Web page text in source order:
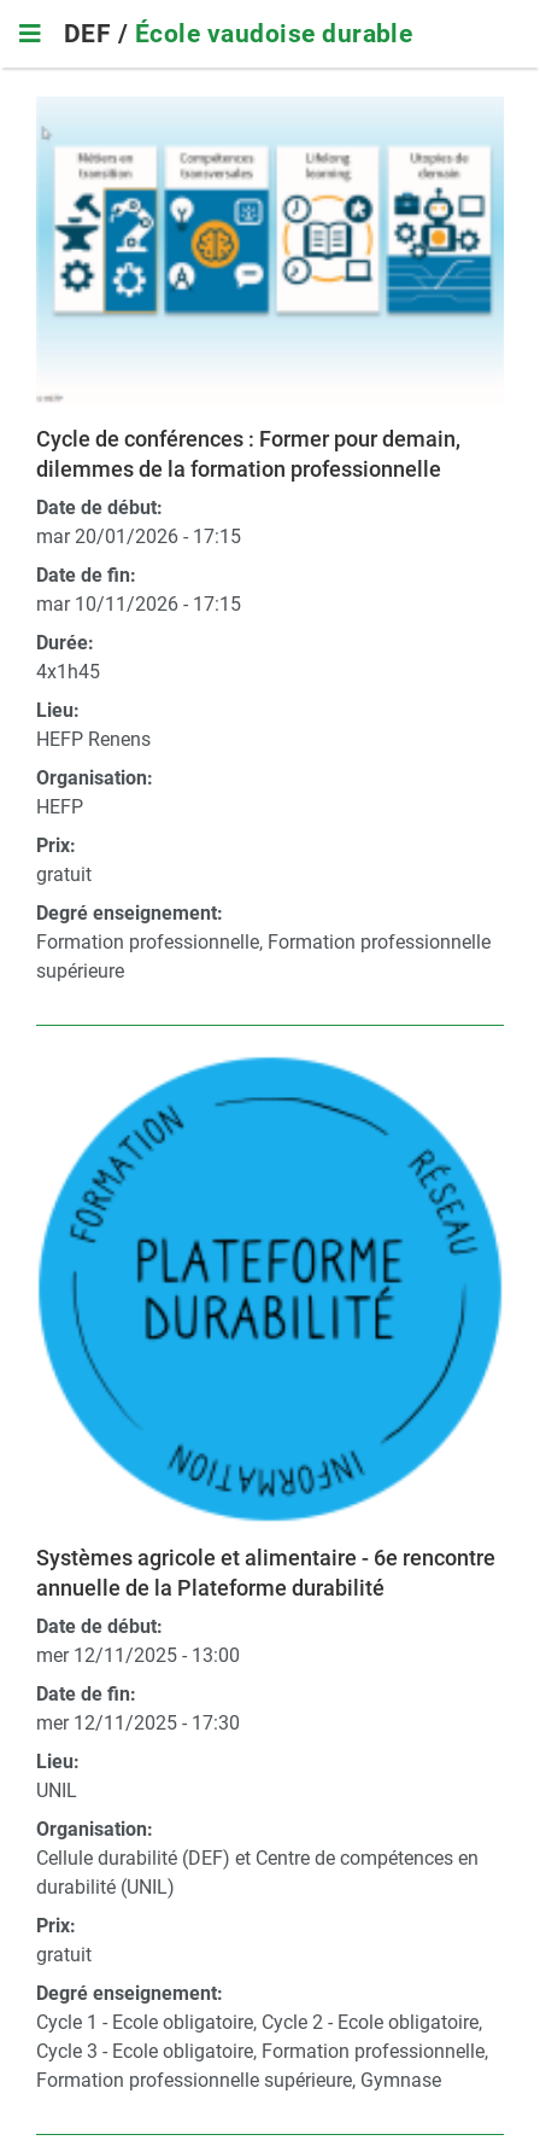
main
navigation
DEF / École vaudoise durable
Cycle de conférences : Former pour demain,
dilemmes de la formation professionnelle
Date de début:
mar 20/01/2026 - 17:15
Date de fin:
mar 10/11/2026 - 17:15
Durée:
4x1h45
Lieu:
HEFP Renens
Organisation:
HEFP
Prix:
gratuit
Degré enseignement:
Formation professionnelle, Formation professionnelle
supérieure
Systèmes agricole et alimentaire - 6e rencontre
annuelle de la Plateforme durabilité
Date de début:
mer 12/11/2025 - 13:00
Date de fin:
mer 12/11/2025 - 17:30
Lieu:
UNIL
Organisation:
Cellule durabilité (DEF) et Centre de compétences en
durabilité (UNIL)
Prix:
gratuit
Degré enseignement:
Cycle 1 - Ecole obligatoire, Cycle 2 - Ecole obligatoire,
Cycle 3 - Ecole obligatoire, Formation professionnelle,
Formation professionnelle supérieure, Gymnase